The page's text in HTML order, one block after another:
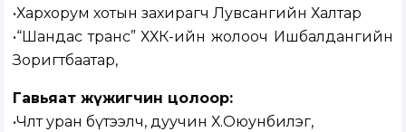
•Хархорум хотын захирагч Лувсангийн Халтар
•“Шандас транс” ХХК-ийн жолооч Ишбалдангийн
Зоригтбаатар,
Гавьяат жүжигчин цолоор:
•Чөлөөт уран бүтээлч, дуучин Х.Оюунбилэг,